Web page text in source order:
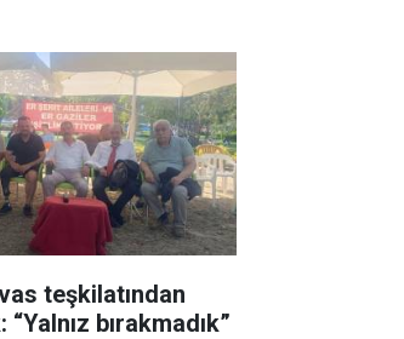
teşkilatından
bırakmadık”